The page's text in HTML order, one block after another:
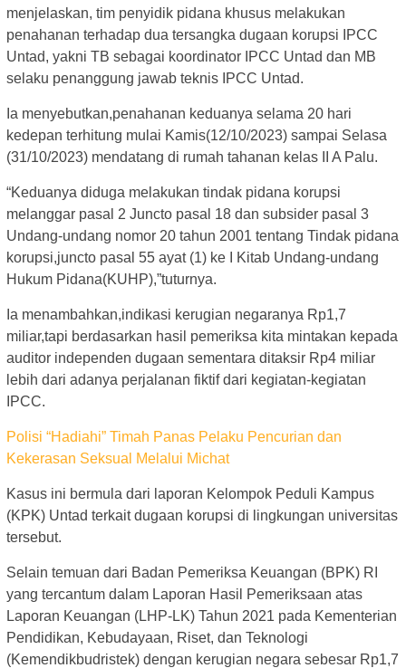
menjelaskan, tim penyidik pidana khusus melakukan
penahanan terhadap dua tersangka dugaan korupsi IPCC
Untad, yakni TB sebagai koordinator IPCC Untad dan MB
selaku penanggung jawab teknis IPCC Untad.
Ia menyebutkan,penahanan keduanya selama 20 hari
kedepan terhitung mulai Kamis(12/10/2023) sampai Selasa
(31/10/2023) mendatang di rumah tahanan kelas II A Palu.
“Keduanya diduga melakukan tindak pidana korupsi
melanggar pasal 2 Juncto pasal 18 dan subsider pasal 3
Undang-undang nomor 20 tahun 2001 tentang Tindak pidana
korupsi,juncto pasal 55 ayat (1) ke I Kitab Undang-undang
Hukum Pidana(KUHP),”tuturnya.
Ia menambahkan,indikasi kerugian negaranya Rp1,7
miliar,tapi berdasarkan hasil pemeriksa kita mintakan kepada
auditor independen dugaan sementara ditaksir Rp4 miliar
lebih dari adanya perjalanan fiktif dari kegiatan-kegiatan
IPCC.
Polisi “Hadiahi” Timah Panas Pelaku Pencurian dan
Kekerasan Seksual Melalui Michat
Kasus ini bermula dari laporan Kelompok Peduli Kampus
(KPK) Untad terkait dugaan korupsi di lingkungan universitas
tersebut.
Selain temuan dari Badan Pemeriksa Keuangan (BPK) RI
yang tercantum dalam Laporan Hasil Pemeriksaan atas
Laporan Keuangan (LHP-LK) Tahun 2021 pada Kementerian
Pendidikan, Kebudayaan, Riset, dan Teknologi
(Kemendikbudristek) dengan kerugian negara sebesar Rp1,7